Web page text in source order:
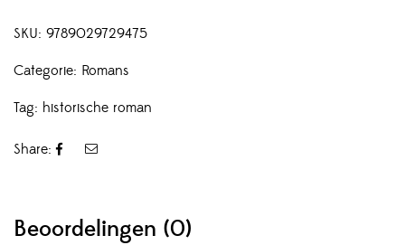
SKU: 9789029729475
Categorie: Romans
Tag: historische roman
Share:
Beoordelingen (0)